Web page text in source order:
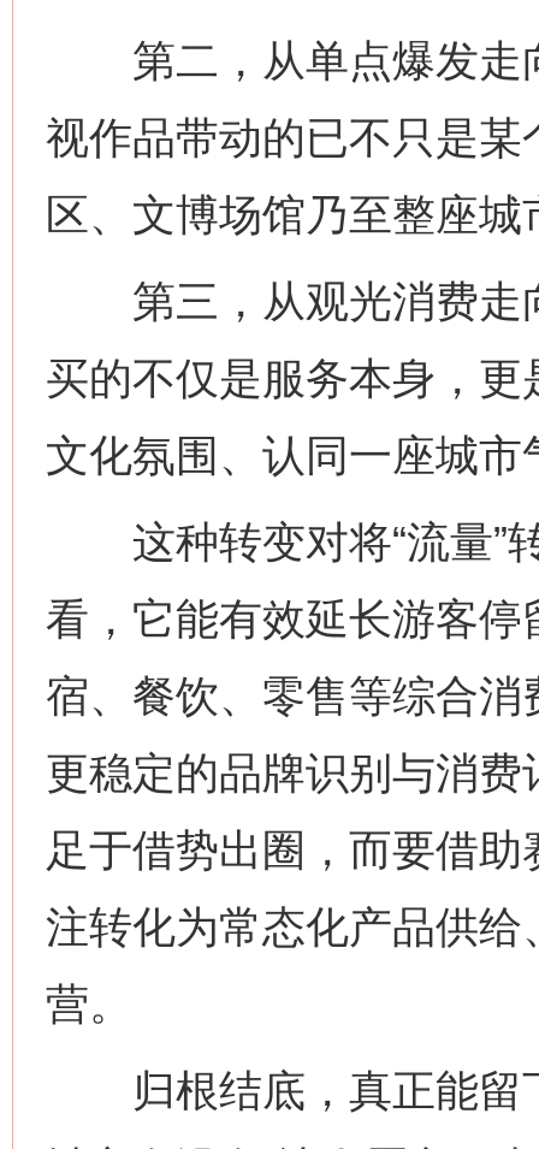
第二，从单点爆发走
视作品带动的已不只是
区、文博场馆乃至整座
第三，从观光消费走
买的不仅是服务本身，
文化氛围、认同一座城市
这种转变对将“流量”转
看，它能有效延长游客
宿、餐饮、零售等综合
更稳定的品牌识别与消
足于借势出圈，而要借
注转化为常态化产品供
营。
归根结底，真正能留